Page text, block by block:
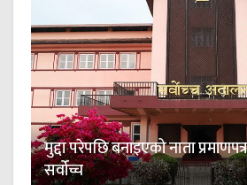
मुद्दा परेपछि बनाइएको नाता
सर्वोच्च